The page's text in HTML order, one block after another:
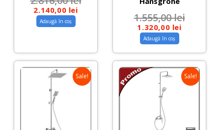
2.140,00 lei
Adaugă în coș 1.555,00lei
1.320,00 lei
Adaugă în coș
Sale! Sale!